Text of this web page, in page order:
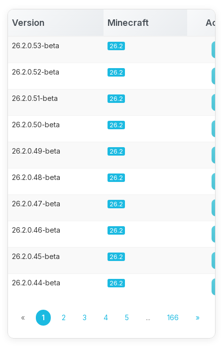
Version Minecraft
26.2.0.53-beta 26.2
26.2.0.52-beta 26.2
26.2.0.51-beta 26.2
26.2.0.50-beta 26.2
26.2.0.49-beta 26.2
26.2.0.48-beta 26.2
26.2.0.47-beta 26.2
26.2.0.46-beta 26.2
26.2.0.45-beta 26.2
26.2.0.44-beta 26.2
« 1 2 3 4 5 ... 166 »